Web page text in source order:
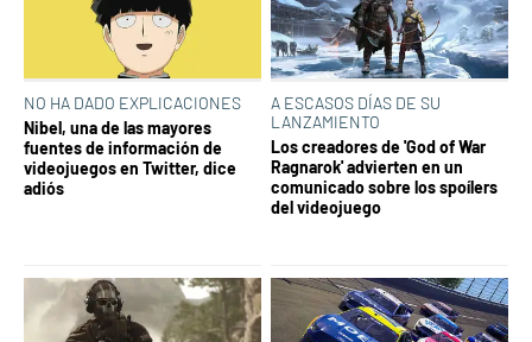
NO HA DADO EXPLICACIONES
Nibel, una de las mayores
fuentes de información de
videojuegos en Twitter, dice
adiós
A ESCASOS DÍAS DE SU
LANZAMIENTO
Los creadores de 'God of War
Ragnarok' advierten en un
comunicado sobre los spoílers
del videojuego